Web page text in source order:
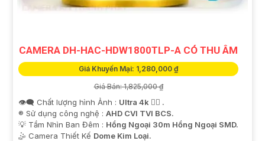
CAMERA DH-HAC-HDW1800TLP-A CÓ THU ÂM
Giá Khuyến Mại: 1,280,000 ₫
Giá Bán: 1,825,000 ₫
👁️‍🗨 Chất lượng hình Ảnh : Ultra 4k 👍🏾 .
®️ Sử dụng công nghệ : AHD CVI TVI BCS.
💡 Tầm Nhìn Ban Đêm : Hồng Ngoại 30m Hồng Ngoại SMD.
🤹 Camera Thiết Kế Dome Kim Loại.